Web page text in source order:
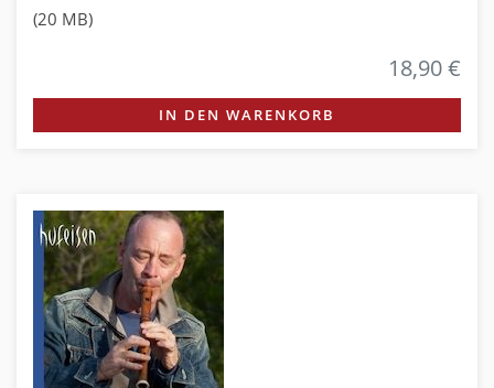
(20 MB)
18,90 €
IN DEN WARENKORB